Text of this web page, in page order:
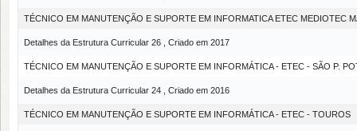
TÉCNICO EM MANUTENÇÃO E SUPORTE EM INFORMATICA ETEC MEDIOTEC
Detalhes da Estrutura Curricular 26 , Criado em 2017
TÉCNICO EM MANUTENÇÃO E SUPORTE EM INFORMÁTICA - ETEC - SÃO P.
Detalhes da Estrutura Curricular 24 , Criado em 2016
TÉCNICO EM MANUTENÇÃO E SUPORTE EM INFORMÁTICA - ETEC - TOUROS